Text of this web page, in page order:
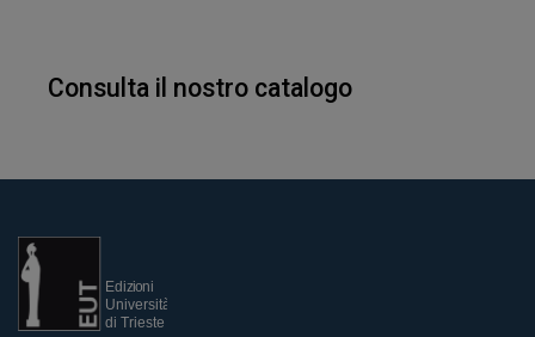
Consulta il nostro catalogo